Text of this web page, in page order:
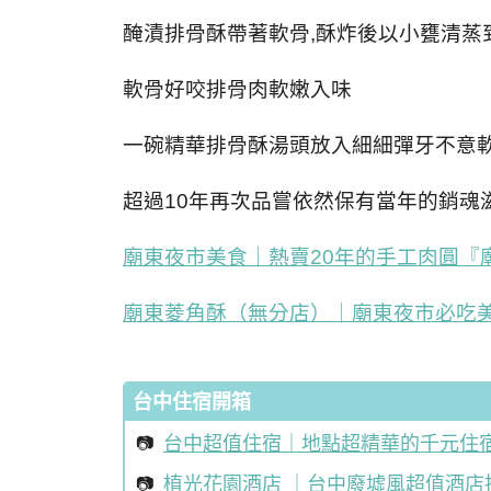
醃漬排骨酥帶著軟骨,酥炸後以小甕清蒸
軟骨好咬排骨肉軟嫩入味
一碗精華排骨酥湯頭放入細細彈牙不意
超過10年再次品嘗依然保有當年的銷魂
廟東夜市美食｜熱賣20年的手工肉圓『
廟東菱角酥（無分店）｜廟東夜市必吃
台中住宿開箱
台中超值住宿｜地點超精華的千元住
植光花園酒店 ｜台中廢墟風超值酒